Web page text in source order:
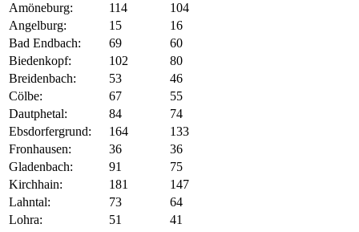
Amöneburg: 114
104
Angelburg:
15
16
Bad Endbach:
69
60
Biedenkopf:
102
80
Breidenbach:
53
46
Cölbe:
67
55
Dautphetal:
84
74
Ebsdorfergrund:
164
133
Fronhausen:
36
36
Gladenbach:
91
75
Kirchhain:
181
147
Lahntal:
73
64
Lohra:
51
41